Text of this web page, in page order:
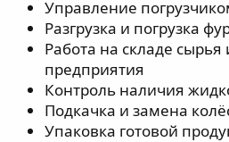
Управление
Разгрузка и погрузка
Работа на складе
предприятия
Контроль наличия
Подкачка и замена
Упаковка готовой